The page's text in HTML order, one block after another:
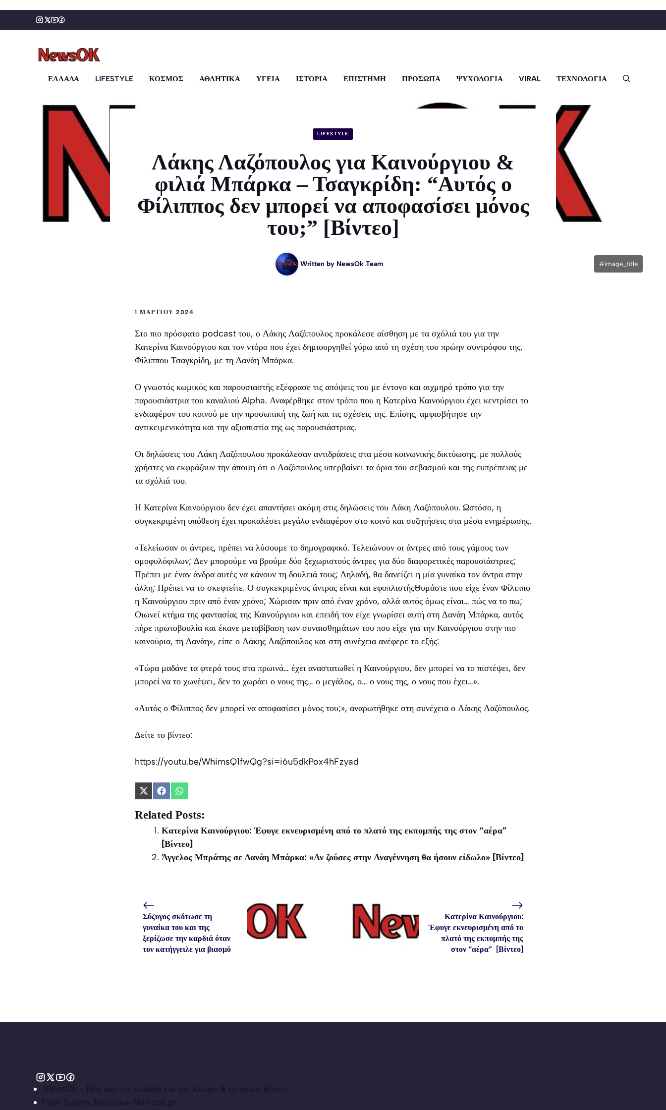
περιεχόμενο
ΕΛΛΑΔΑ LIFESTYLE ΚΟΣΜΟΣ ΑΘΛΗΤΙΚΑ ΥΓΕΙΑ ΙΣΤΟΡΙΑ ΕΠΙΣΤΗΜΗ ΠΡΟΣΩΠΑ ΨΥΧΟΛΟΓΙΑ VIRAL ΤΕΧΝΟΛΟΓΙΑ
#image_title
LIFESTYLE
Λάκης Λαζόπουλος για Καινούργιου &
φιλιά Μπάρκα – Τσαγκρίδη: “Αυτός ο
Φίλιππος δεν μπορεί να αποφασίσει μόνος
του;” [Βίντεο]
Written by NewsOk Team
1 ΜΑΡΤΊΟΥ 2024
Στο πιο πρόσφατο podcast του, ο Λάκης Λαζόπουλος προκάλεσε αίσθηση με τα σχόλιά του για την
Κατερίνα Καινούργιου και τον ντόρο που έχει δημιουργηθεί γύρω από τη σχέση του πρώην συντρόφου της,
Φίλιππου Τσαγκρίδη, με τη Δανάη Μπάρκα.
Ο γνωστός κωμικός και παρουσιαστής εξέφρασε τις απόψεις του με έντονο και αιχμηρό τρόπο για την
παρουσιάστρια του καναλιού Alpha. Αναφέρθηκε στον τρόπο που η Κατερίνα Καινούργιου έχει κεντρίσει το
ενδιαφέρον του κοινού με την προσωπική της ζωή και τις σχέσεις της. Επίσης, αμφισβήτησε την
αντικειμενικότητα και την αξιοπιστία της ως παρουσιάστριας.
Οι δηλώσεις του Λάκη Λαζόπουλου προκάλεσαν αντιδράσεις στα μέσα κοινωνικής δικτύωσης, με πολλούς
χρήστες να εκφράζουν την άποψη ότι ο Λαζόπουλος υπερβαίνει τα όρια του σεβασμού και της ευπρέπειας με
τα σχόλιά του.
Η Κατερίνα Καινούργιου δεν έχει απαντήσει ακόμη στις δηλώσεις του Λάκη Λαζόπουλου. Ωστόσο, η
συγκεκριμένη υπόθεση έχει προκαλέσει μεγάλο ενδιαφέρον στο κοινό και συζητήσεις στα μέσα ενημέρωσης.
«Τελείωσαν οι άντρες, πρέπει να λύσουμε το δημογραφικό. Τελειώνουν οι άντρες από τους γάμους των
ομοφυλόφιλων; Δεν μπορούμε να βρούμε δύο ξεχωριστούς άντρες για δύο διαφορετικές παρουσιάστριες;
Πρέπει με έναν άνδρα αυτές να κάνουν τη δουλειά τους; Δηλαδή, θα δανείζει η μία γυναίκα τον άντρα στην
άλλη; Πρέπει να το σκεφτείτε. Ο συγκεκριμένος άντρας είναι και εφοπλιστήςΘυμάστε που είχε έναν Φίλιππο
η Καινούργιου πριν από έναν χρόνο; Χώρισαν πριν από έναν χρόνο, αλλά αυτός όμως είναι… πώς να το πω;
Οιωνεί κτήμα της φαντασίας της Καινούργιου και επειδή τον είχε γνωρίσει αυτή στη Δανάη Μπάρκα, αυτός
πήρε πρωτοβουλία και έκανε μεταβίβαση των συναισθημάτων του που είχε για την Καινούργιου στην πιο
καινούρια, τη Δανάη», είπε ο Λάκης Λαζόπουλος και στη συνέχεια ανέφερε το εξής:
«Τώρα μαδάνε τα φτερά τους στα πρωινά… έχει αναστατωθεί η Καινούργιου, δεν μπορεί να το πιστέψει, δεν
μπορεί να το χωνέψει, δεν το χωράει ο νους της… ο μεγάλος, ο… ο νους της, ο νους που έχει…».
«Αυτός ο Φίλιππος δεν μπορεί να αποφασίσει μόνος του;», αναρωτήθηκε στη συνέχεια ο Λάκης Λαζόπουλος.
Δείτε το βίντεο:
https://youtu.be/WhimsQ1fwQg?si=i6u5dkPox4hFzyad
Share
X
(Twitter)
Share
Facebook
Share
WhatsApp
Related Posts:
Κατερίνα Καινούργιου: Έφυγε εκνευρισμένη από το πλατό της εκπομπής της στον “αέρα”
[Βίντεο]
Άγγελος Μπράτης σε Δανάη Μπάρκα: «Αν ζούσες στην Αναγέννηση θα ήσουν είδωλο» [Βίντεο]
Σύζυγος σκότωσε τη
γυναίκα του και της
ξερίζωσε την καρδιά όταν
τον κατήγγειλε για βιασμό
Κατερίνα Καινούργιου:
Έφυγε εκνευρισμένη από το
πλατό της εκπομπής της
στον “αέρα” [Βίντεο]
NewsOk - Νέα από την Ελλάδα και τον Κόσμο & Ιστορικά Βίντεο
Όροι Χρήσης Ιστότοπου Newsok.gr